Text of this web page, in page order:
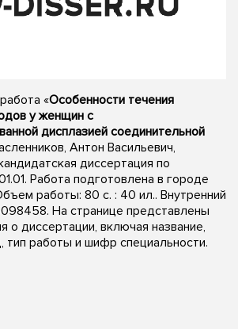
«Особенности течения
у женщин с
дисплазией соединительной
Антон Васильевич,
диссертация по
Работа подготовлена в городе
работы: 80 с. : 40 ил.. Внутренний
На странице представлены
о диссертации, включая название,
тип работы и шифр специальности.